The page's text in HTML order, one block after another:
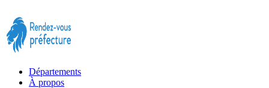
Départements
À propos